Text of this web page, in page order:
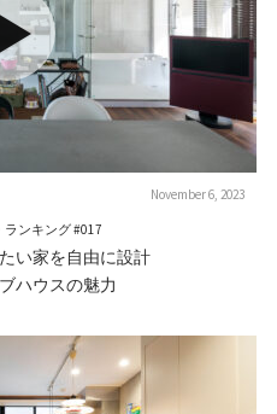
November 6, 2023
ンキング #017
い家を自由に設計
ハウスの魅力